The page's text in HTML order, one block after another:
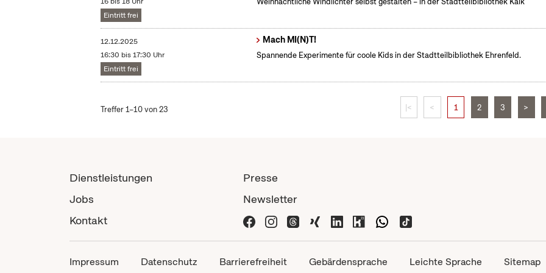
Eintritt frei
12.12.2025
16:30 bis 17:30 Uhr
Eintritt frei
Mach MI(N)T!
Spannende Experimente für coole Kids in der Stadtteilbibliothek Ehrenfeld.
Treffer 1–10 von 23 |< < 1 2 3 >
Dienstleistungen
Jobs
Kontakt
Presse
Newsletter
Impressum Datenschutz Barrierefreiheit Gebärdensprache Leichte Sprache Sitemap